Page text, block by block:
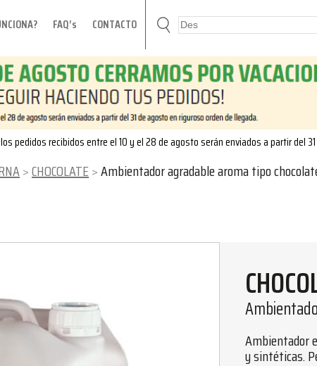
FAQ’s CONTACTO
pedidos recibidos entre el 10 y el 28 de agosto serán enviados a partir del
CHOCOLATE Ambientador agradable aroma tipo
Ambientador
y sintéticas.